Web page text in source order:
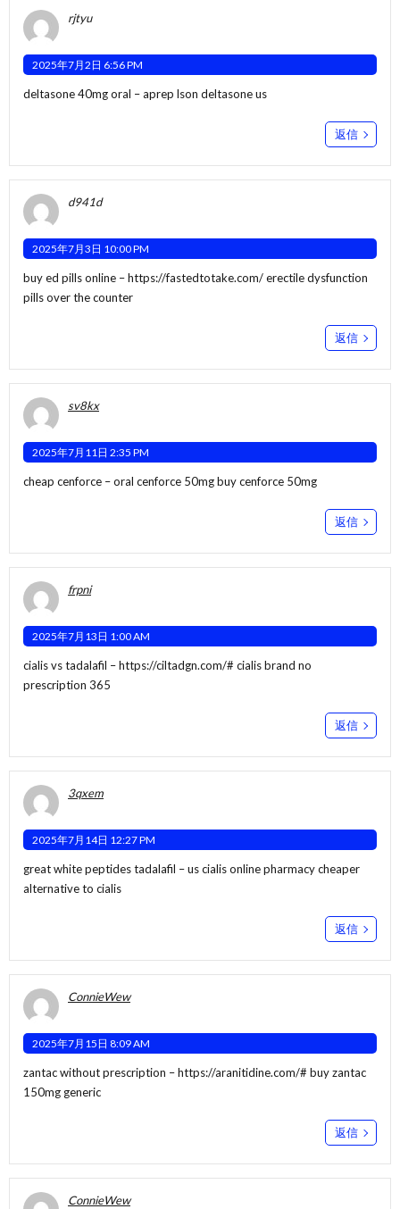
rjtyu
2025年7月2日 6:56 PM
deltasone 40mg oral –aprep lson deltasone us
返信
d941d
2025年7月3日 10:00 PM
buy ed pills online –https://fastedtotake.com/erectile dysfunction
pills over the counter
返信
sv8kx
2025年7月11日 2:35 PM
cheap cenforce –oral cenforce 50mgbuy cenforce 50mg
返信
frpni
2025年7月13日 1:00 AM
cialis vs tadalafil –https://ciltadgn.com/# cialis brand no
prescription 365
返信
3qxem
2025年7月14日 12:27 PM
great white peptides tadalafil –us cialis online pharmacycheaper
alternative to cialis
返信
ConnieWew
2025年7月15日 8:09 AM
zantac without prescription –https://aranitidine.com/# buy zantac
150mg generic
返信
ConnieWew